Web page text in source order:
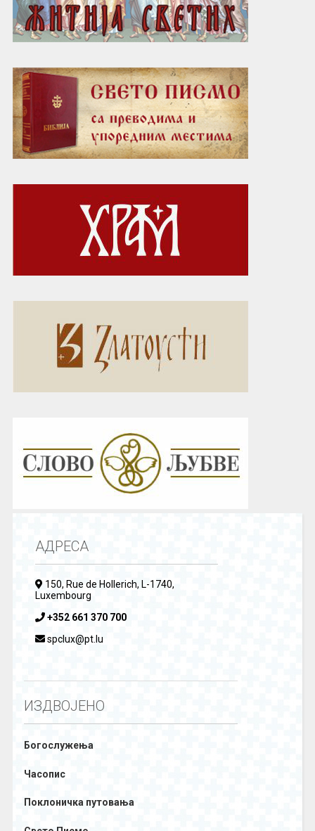
АДРЕСА
150, Rue de Hollerich, L-1740,
Luxembourg
+352 661 370 700
spclux@pt.lu
ИЗДВОЈЕНО
Богослужења
Часопис
Поклоничка путовања